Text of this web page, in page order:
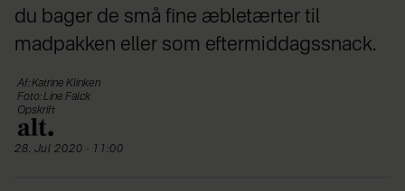
du bager de små fine æbletærter til
madpakken eller som eftermiddagssnack.
Af: Katrine Klinken
Foto: Line Falck
Opskrift
28. Jul 2020 - 11:00